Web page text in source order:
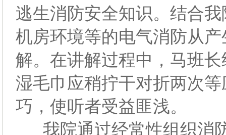
逃生消防安全知识。结合
机房环境等的电气消防从
解。在讲解过程中，马班
湿毛巾应稍拧干对折两次
巧，使听者受益匪浅。
我院通过经常性组织消